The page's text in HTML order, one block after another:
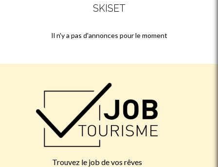
SKISET
Il n'y a pas d'annonces pour le moment
Trouvez le job de vos rêves